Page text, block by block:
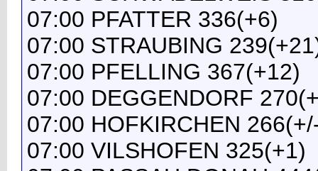
07:00 PFATTER 336(+6)
07:00 STRAUBING
07:00 PFELLING 367(+12)
07:00 DEGGENDORF
07:00 HOFKIRCHEN
07:00 VILSHOFEN 325(+1)